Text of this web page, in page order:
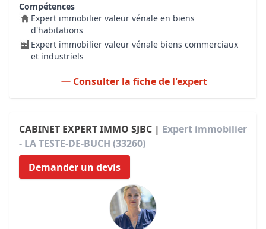
Compétences
Expert immobilier valeur vénale en biens
d'habitations
Expert immobilier valeur vénale biens commerciaux
et industriels
Consulter la fiche de l'expert
CABINET EXPERT IMMO SJBC | Expert immobilier
- LA TESTE-DE-BUCH (33260)
Demander un devis